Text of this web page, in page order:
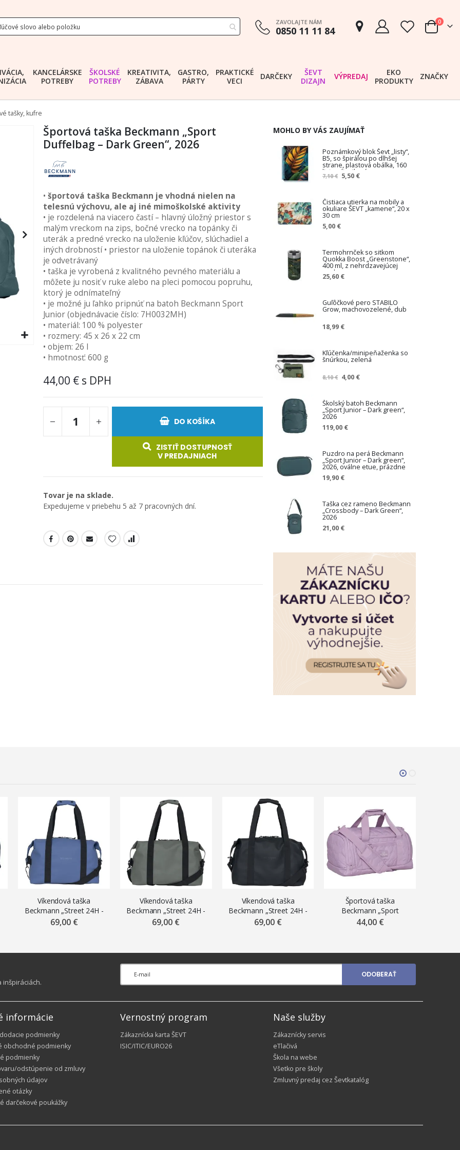
ZAVOLAJTE NÁM
0850 11 11 84 Cart
0
KANCELÁRSKE
POTREBY
ŠKOLSKÉ
POTREBY
KREATIVITA,
ZÁBAVA
GASTRO,
PÁRTY
PRAKTICKÉ
VECI
DARČEKY
ŠEVT
DIZAJN
VÝPREDAJ
EKO
PRODUKTY
ZNAČKY
tašky, kufre
Športová taška Beckmann „Sport
Duffelbag – Dark Green“, 2026
• športová taška Beckmann je vhodná nielen na
telesnú výchovu, ale aj iné mimoškolské aktivity
• je rozdelená na viacero častí – hlavný úložný priestor s
malým vreckom na zips, bočné vrecko na topánky či
uterák a predné vrecko na uloženie kľúčov, slúchadiel a
iných drobností • priestor na uloženie topánok či uteráka
je odvetrávaný
• taška je vyrobená z kvalitného pevného materiálu a
môžete ju nosiť v ruke alebo na pleci pomocou popruhu,
ktorý je odnímateľný
• je možné ju ľahko pripnúť na batoh Beckmann Sport
Junior (objednávacie číslo: 7H0032MH)
• materiál: 100 % polyester
• rozmery: 45 x 26 x 22 cm
• objem: 26 l
• hmotnosť: 600 g
44,00 €
DO KOŠÍKA
ZISTIŤ DOSTUPNOSŤ
V PREDAJNIACH
Tovar je na sklade.
Expedujeme v priebehu 5 až 7 pracovných dní.
MOHLO BY VÁS ZAUJÍMAŤ
Poznámkový blok Ševt „listy“,
B5, so špirálou po dlhšej
strane, plastová obálka, 160
listov, linajkový
7,10 €
Z
ž
e
n
a
5,50 €
Čistiaca utierka na mobily a
okuliare ŠEVT „kamene“, 20 x
30 cm
5,00 €
Termohrnček so sitkom
Quokka Boost „Greenstone“,
400 ml, z nehrdzavejúcej
ocele
25,60 €
Guľôčkové pero STABILO
Grow, machovozelené, dub
18,99 €
Kľúčenka/minipeňaženka so
šnúrkou, zelená
8,10 €
Z
ž
e
á
n
a
4,00 €
Školský batoh Beckmann
„Sport Junior – Dark green“,
2026
119,00 €
Puzdro na perá Beckmann
„Sport Junior – Dark green“,
2026, oválne etue, prázdne
19,90 €
Taška cez rameno Beckmann
„Crossbody – Dark Green“,
2026
21,00 €
Víkendová taška
Beckmann „Street 24H -
Velvet Blue“, 2025
69,00 €
Víkendová taška
Beckmann „Street 24H -
Green“, 2025
69,00 €
Víkendová taška
Beckmann „Street 24H -
Black“, 2025
69,00 €
Športová taška
Beckmann „Sport
Duffelbag – Padded
44,00 €
ODOBERAŤ
informácie
podmienky
obchodné podmienky
podmienky
odstúpenie od zmluvy
údajov
otázky
darčekové poukážky
Vernostný program
Zákaznícka karta ŠEVT
ISIC/ITIC/EURO26
Naše služby
Zákaznícky servis
eTlačivá
Škola na webe
Všetko pre školy
Zmluvný predaj cez Ševtkatalóg